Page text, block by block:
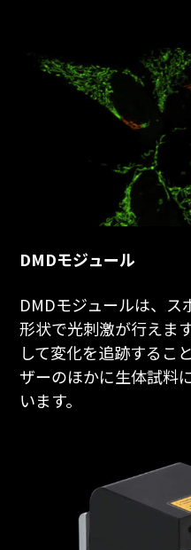
DMDモジュール
DMDモジュールは、ス
形状で光刺激が行えま
して変化を追跡するこ
ザーのほかに生体試料
います。